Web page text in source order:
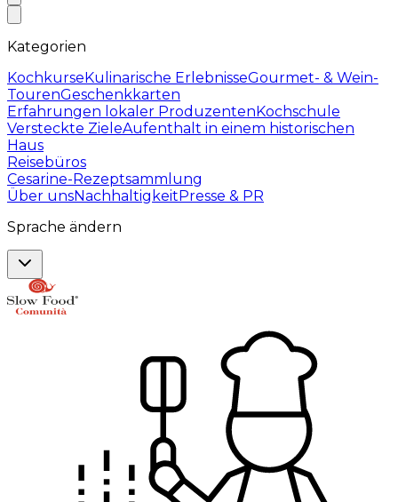
Kategorien
KochkurseKulinarische ErlebnisseGourmet- & Wein-
TourenGeschenkkarten
Erfahrungen lokaler ProduzentenKochschule
Versteckte ZieleAufenthalt in einem historischen
Haus
Reisebüros
Cesarine-Rezeptsammlung
Über unsNachhaltigkeitPresse & PR
Sprache ändern